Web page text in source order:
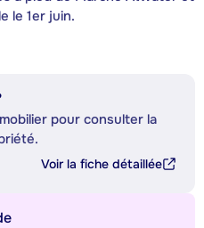
le 1er juin.
pour consulter la
Voir la fiche détaillée